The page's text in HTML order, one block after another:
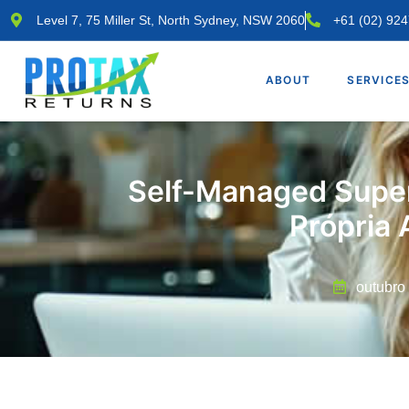
Level 7, 75 Miller St, North Sydney, NSW 2060 +61 (02)
ABOUT
Self-Managed
Própria
outubro